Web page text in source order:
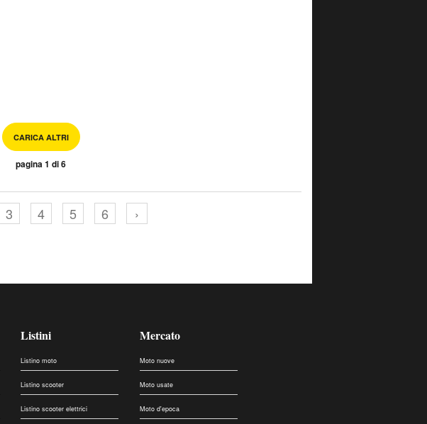
CARICA ALTRI
pagina 1 di 6
3 4 5 6 ›
Listini
Listino moto
Listino scooter
Listino scooter elettrici
Mercato
Moto nuove
Moto usate
Moto d'epoca